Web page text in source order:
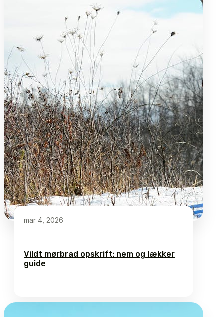
mar 4, 2026
Vildt mørbrad opskrift: nem og lækker
guide